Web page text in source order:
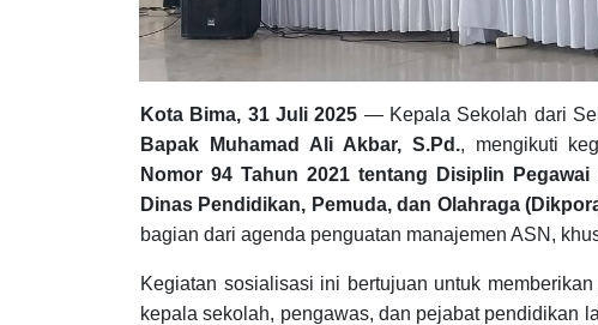
Kota Bima, 31 Juli 2025 — Kepala Sekolah dari
Bapak Muhamad Ali Akbar, S.Pd., mengikuti
Nomor 94 Tahun 2021 tentang Disiplin
Dinas Pendidikan, Pemuda, dan Olahraga
bagian dari agenda penguatan manajemen ASN,
Kegiatan sosialisasi ini bertujuan untuk
kepala sekolah, pengawas, dan pejabat pendidikan